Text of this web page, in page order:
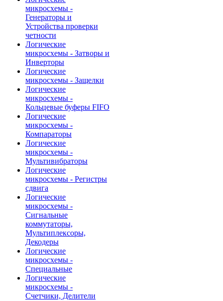
микросхемы -
Генераторы и
Устройства проверки
четности
Логические
микросхемы - Затворы и
Инверторы
Логические
микросхемы - Защелки
Логические
микросхемы -
Кольцевые буферы FIFO
Логические
микросхемы -
Компараторы
Логические
микросхемы -
Мультивибраторы
Логические
микросхемы - Регистры
сдвига
Логические
микросхемы -
Сигнальные
коммутаторы,
Мультиплексоры,
Декодеры
Логические
микросхемы -
Специальные
Логические
микросхемы -
Счетчики, Делители